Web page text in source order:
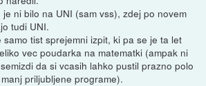
ni bilo na UNI (sam vss), zdej po novem
tudi UNI.
tist sprejemni izpit, ki pa se je ta let
vec poudarka na matematki (ampak ni
da si vcasih lahko pustil prazno polo
priljubljene programe).